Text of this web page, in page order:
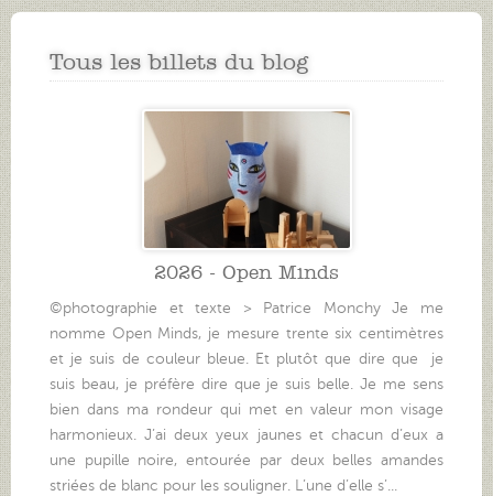
Tous les billets du blog
2026 - Open Minds
©photographie et texte > Patrice Monchy Je me
nomme Open Minds, je mesure trente six centimètres
et je suis de couleur bleue. Et plutôt que dire que je
suis beau, je préfère dire que je suis belle. Je me sens
bien dans ma rondeur qui met en valeur mon visage
harmonieux. J’ai deux yeux jaunes et chacun d’eux a
une pupille noire, entourée par deux belles amandes
striées de blanc pour les souligner. L’une d’elle s’...